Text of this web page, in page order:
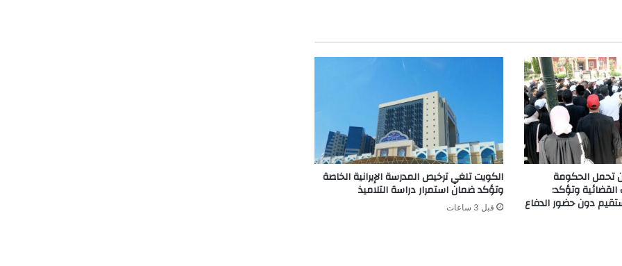
تحمل الحكومة
وتؤكد:
دون حضور الدفاع
الكويت تلغي ترخيص المدرسة الإيرانية الخاصة
وتؤكد ضمان استمرار دراسة التلاميذ
قبل 3 ساعات